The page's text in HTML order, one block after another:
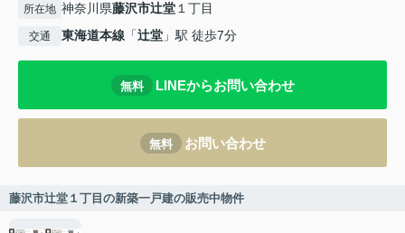
所在地 神奈川県藤沢市辻堂 １丁目
交通 東海道本線 「辻堂 」駅 徒歩7分
無料 LINEからお問い合わせ
無料 お問い合わせ
藤沢市辻堂１丁目の新築一戸建の販売中物件